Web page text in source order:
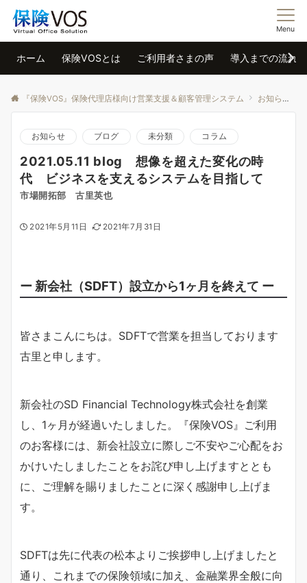
Menu
ホーム 保険VOSとは ご利用者さまの声 導入までの流れ
『保険VOS』保険代理店様向け営業支援＆顧客管理システム お知らせ
お知らせ ブログ 未分類 コラム
2021.05.11 blog 想像を超えた変化の時
代 ビジネスを支えるシステムを目指して
市場開拓部 古里英也
2021年5月11日 2021年7月31日
ー 新会社（SDFT）設立から1ヶ月を終えて ー
皆さまこんにちは。SDFTで営業を担当しております
古里と申します。
新会社のSD Financial Technology株式会社を創業
し、1ヶ月が経過いたしました。『保険VOS』ご利用
のお客様には、新会社設立に際しご不安やご心配をお
かけいたしましたことをお詫び申し上げますととも
に、ご理解を賜りましたことに深く感謝申し上げま
す。
SDFTは先に代表の松本よりご挨拶申し上げましたと
通り、これまでの保険領域に加え、金融業界全般に向